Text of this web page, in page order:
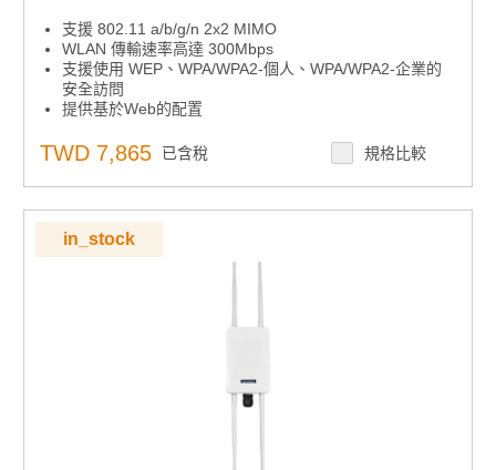
支援 802.11 a/b/g/n 2x2 MIMO
WLAN 傳輸速率高達 300Mbps
支援使用 WEP、WPA/WPA2-個人、WPA/WPA2-企業的
安全訪問
提供基於Web的配置
TWD 7,865 已含稅 規格比較
in_stock